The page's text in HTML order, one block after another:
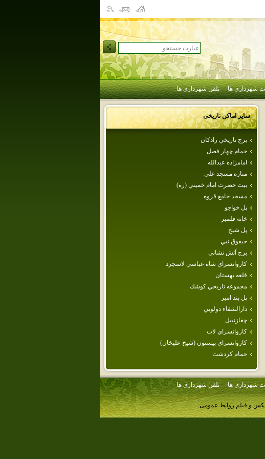
شهرداری ها تلفن شهرداری ها
سایر اماکن تاریخی
برج تاريخي رادكان
حمام‌ چهار فصل
امامزاده‌ عبدالله
مناره‌ مسجد علي‌
بيت‌ حضرت‌ امام‌ خميني‌ (ره‌)
مسجد جامع قروه
پل خواجو
خانه قلمبر
پل شيخ
حيقوق نبي
برج آتش نشاني
كاروانسراي‌ شاه‌ عباسي‌ لاسجرد
قلعه بهستان
مجموعه تاريخي كوشك
پل بند امير
دارالشفاء دولويي
چغازنبيل
كاروانسراي لات
كاروانسراي‌ بيستون‌ (شيخ‌ عليخان‌)
حمام كردشت
شهرداری ها تلفن شهرداری ها
عکس و فیلم روابط عمومی